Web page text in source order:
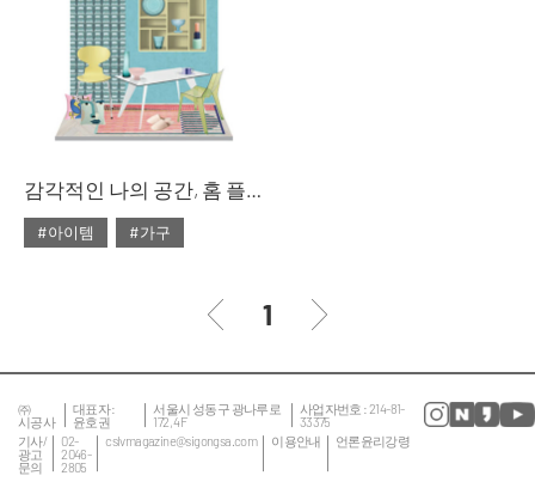
#마블 테이블
#쇼핑
#테이블
감각적인 나의 공간, 홈 플레이스
#아이템
#가구
#소품
#의자
#인테리어
#조명
#집 꾸미기
#침실
#테이블
1
㈜
시공사
대표자 :
윤호권
서울시 성동구 광나루로
172, 4F
사업자번호 : 214-81-
33375
기사/
광고
문의
02-
2046-
2805
cslvmagazine@sigongsa.com 이용안내 언론윤리강령